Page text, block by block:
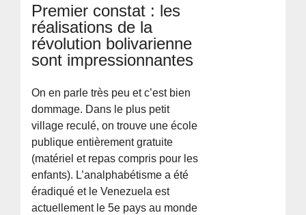
Premier constat : les
réalisations de la
révolution bolivarienne
sont impressionnantes
On en parle très peu et c’est bien
dommage. Dans le plus petit
village reculé, on trouve une école
publique entièrement gratuite
(matériel et repas compris pour les
enfants). L’analphabétisme a été
éradiqué et le Venezuela est
actuellement le 5e pays au monde